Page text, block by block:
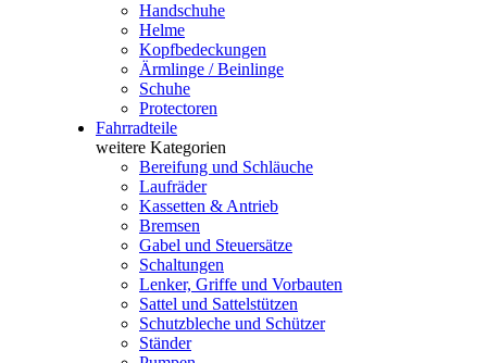
Handschuhe
Helme
Kopfbedeckungen
Ärmlinge / Beinlinge
Schuhe
Protectoren
Fahrradteile
weitere Kategorien
Bereifung und Schläuche
Laufräder
Kassetten & Antrieb
Bremsen
Gabel und Steuersätze
Schaltungen
Lenker, Griffe und Vorbauten
Sattel und Sattelstützen
Schutzbleche und Schützer
Ständer